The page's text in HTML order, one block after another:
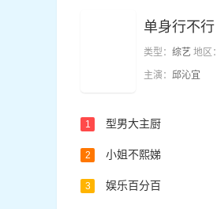
单身行不行
类型： 综艺 地区：
主演： 邱沁宜
1 型男大主厨
2 小姐不熙娣
3 娱乐百分百